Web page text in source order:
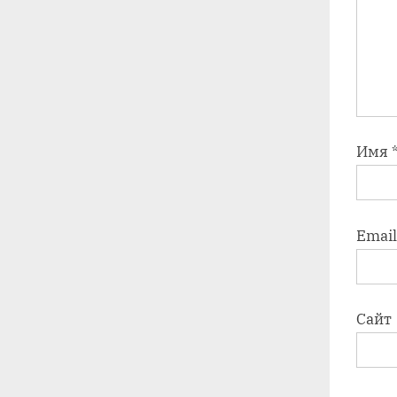
Имя *
Email
Сайт